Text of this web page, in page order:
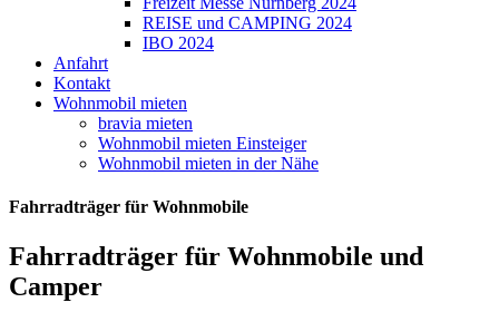
REISE und CAMPING 2024
IBO 2024
Anfahrt
Kontakt
Wohnmobil mieten
bravia mieten
Wohnmobil mieten Einsteiger
Wohnmobil mieten in der Nähe
Fahrradträger für Wohnmobile
Fahrradträger für Wohnmobile und
Camper